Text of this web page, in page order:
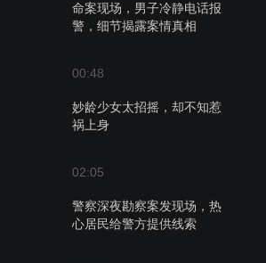
命案现场，男子冷静电话报
警，细节揭露案情真相
00:48
妙龄少女太招摇，却不知惹
祸上身
02:05
警察深夜勘察案发现场，热
心居民给警方提供线索